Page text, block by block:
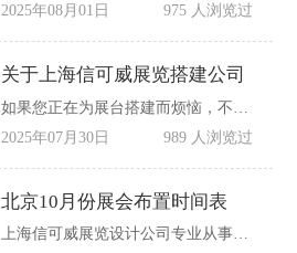
2025年08月01日
975 人浏览过
关于上海信可威展览搭建公司
2025年07月30日
989 人浏览过
北京10月份展会布置时间表